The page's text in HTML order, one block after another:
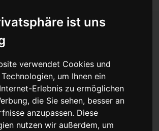
ist uns
verwendet Cookies und
um Ihnen ein
Erlebnis zu ermöglichen
die Sie sehen, besser an
anzupassen. Diese
nutzen wir außerdem, um
Nahost-Deal:
Staaten
anerkennen!